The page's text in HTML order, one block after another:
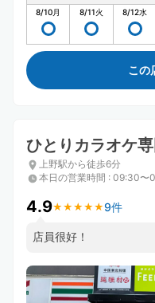
8/10月 8/11火 8/12水
この
ひとりカラオケ
上野駅から徒歩6分
本日の営業時間 : 09:30〜
4.9★ ★ ★ ★ ★
★ ★ ★ ★ ★9件
店員很好！